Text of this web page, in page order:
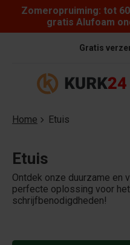
Skip to content
Zomeropruiming: tot
gratis Alufoam
Gratis
Home Etuis
Etuis
Ontdek onze duurzame en
perfecte oplossing voor
schrijfbenodigdheden!